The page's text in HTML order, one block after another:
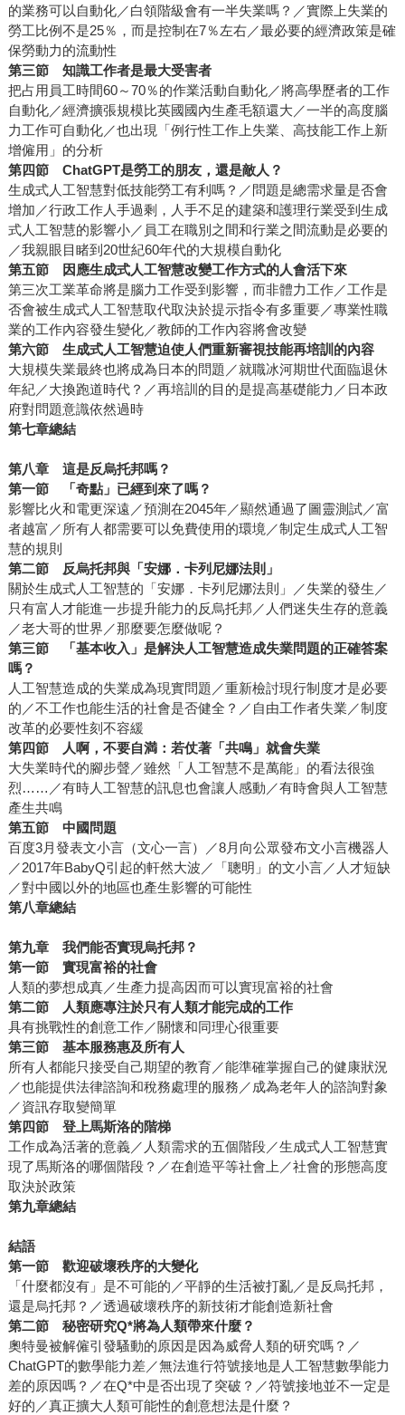
的業務可以自動化／白領階級會有一半失業嗎？／實際上失業的
勞工比例不是25％，而是控制在7％左右／最必要的經濟政策是確
保勞動力的流動性
第三節 知識工作者是最大受害者
把占用員工時間60～70％的作業活動自動化／將高學歷者的工作
自動化／經濟擴張規模比英國國內生產毛額還大／一半的高度腦
力工作可自動化／也出現「例行性工作上失業、高技能工作上新
增僱用」的分析
第四節 ChatGPT是勞工的朋友，還是敵人？
生成式人工智慧對低技能勞工有利嗎？／問題是總需求量是否會
增加／行政工作人手過剩，人手不足的建築和護理行業受到生成
式人工智慧的影響小／員工在職別之間和行業之間流動是必要的
／我親眼目睹到20世紀60年代的大規模自動化
第五節 因應生成式人工智慧改變工作方式的人會活下來
第三次工業革命將是腦力工作受到影響，而非體力工作／工作是
否會被生成式人工智慧取代取決於提示指令有多重要／專業性職
業的工作內容發生變化／教師的工作內容將會改變
第六節 生成式人工智慧迫使人們重新審視技能再培訓的內容
大規模失業最終也將成為日本的問題／就職冰河期世代面臨退休
年紀／大換跑道時代？／再培訓的目的是提高基礎能力／日本政
府對問題意識依然過時
第七章總結
第八章 這是反烏托邦嗎？
第一節 「奇點」已經到來了嗎？
影響比火和電更深遠／預測在2045年／顯然通過了圖靈測試／富
者越富／所有人都需要可以免費使用的環境／制定生成式人工智
慧的規則
第二節
反烏托邦與「安娜．卡列尼娜法則」
關於生成式人工智慧的「安娜．卡列尼娜法則」／失業的發生／
只有富人才能進一步提升能力的反烏托邦／人們迷失生存的意義
／老大哥的世界／那麼要怎麼做呢？
第三節
「基本收入」是解決人工智慧造成失業問題的正確答案
嗎？
人工智慧造成的失業成為現實問題／重新檢討現行制度才是必要
的／不工作也能生活的社會是否健全？／自由工作者失業／制度
改革的必要性刻不容緩
第四節
人啊，不要自満：若仗著「共鳴」就會失業
大失業時代的腳步聲／雖然「人工智慧不是萬能」的看法很強
烈……／有時人工智慧的訊息也會讓人感動／有時會與人工智慧
產生共鳴
第五節 中國問題
百度3月發表文小言（文心一言）／8月向公眾發布文小言機器人
／2017年BabyQ引起的軒然大波／「聰明」的文小言／人才短缺
／對中國以外的地區也產生影響的可能性
第八章總結
第九章 我們能否實現烏托邦？
第一節 實現富裕的社會
人類的夢想成真／生產力提高因而可以實現富裕的社會
第二節 人類應專注於只有人類才能完成的工作
具有挑戰性的創意工作／關懷和同理心很重要
第三節 基本服務惠及所有人
所有人都能只接受自己期望的教育／能準確掌握自己的健康狀況
／也能提供法律諮詢和稅務處理的服務／成為老年人的諮詢對象
／資訊存取變簡單
第四節 登上馬斯洛的階梯
工作成為活著的意義／人類需求的五個階段／生成式人工智慧實
現了馬斯洛的哪個階段？／在創造平等社會上／社會的形態高度
取決於政策
第九章總結
結語
第一節 歡迎破壞秩序的大變化
「什麼都沒有」是不可能的／平靜的生活被打亂／是反烏托邦，
還是烏托邦？／透過破壞秩序的新技術才能創造新社會
第二節 秘密研究Q*將為人類帶來什麼？
奧特曼被解僱引發騷動的原因是因為威脅人類的研究嗎？／
ChatGPT的數學能力差／無法進行符號接地是人工智慧數學能力
差的原因嗎？／在Q*中是否出現了突破？／符號接地並不一定是
好的／真正擴大人類可能性的創意想法是什麼？